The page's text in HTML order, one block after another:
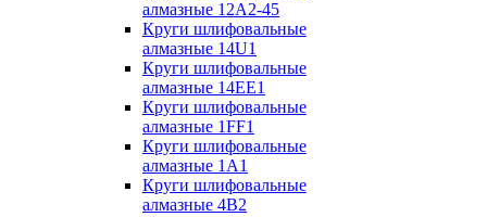
алмазные 12А2-45
Круги шлифовальные
алмазные 14U1
Круги шлифовальные
алмазные 14ЕЕ1
Круги шлифовальные
алмазные 1FF1
Круги шлифовальные
алмазные 1А1
Круги шлифовальные
алмазные 4В2